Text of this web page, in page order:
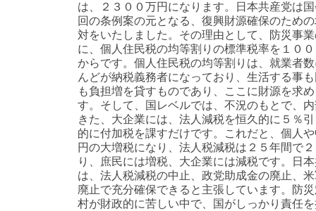
は、２３００万円になります。日本共産党は
回の条例案の元となる、復興財源確保のため
対をいたしました。その理由として、防災事
に、個人住民税の均等割りの標準税率を１０
からです。個人住民税の均等割りは、就業者
んどが納税義務者になっており、生活する事
も負担増を貸すものであり、ここに財源を求
す。 そして、国レベルでは、不況のもとで、
きた、大企業には、法人減税を恒久的に５％
的に付加税を課すだけです。これだと、個人
円の大増税になり、法人税減税は２５年間で
り、庶民には増税、大企業には減税です。
日
は、法人税減税の中止、政党助成金の廃止、
廃止で充分確保できると主張しています。防
村が財政的に苦しい中で、国がしっかり責任